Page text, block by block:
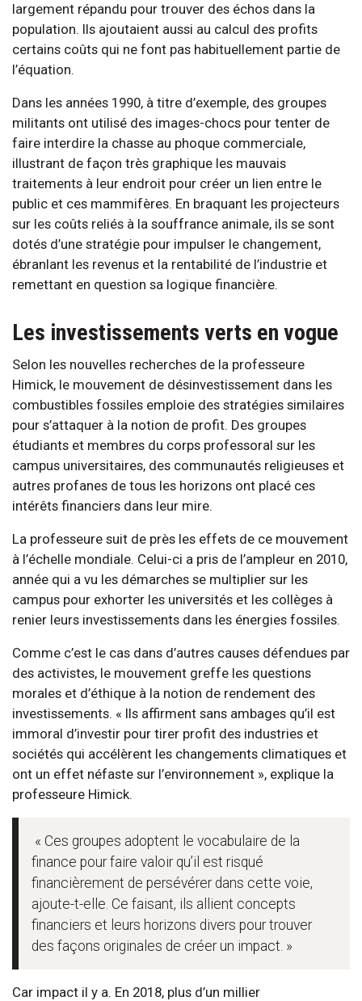
largement répandu pour trouver des échos dans la
population. Ils ajoutaient aussi au calcul des profits
certains coûts qui ne font pas habituellement partie de
l’équation.
Dans les années 1990, à titre d’exemple, des groupes
militants ont utilisé des images-chocs pour tenter de
faire interdire la chasse au phoque commerciale,
illustrant de façon très graphique les mauvais
traitements à leur endroit pour créer un lien entre le
public et ces mammifères. En braquant les projecteurs
sur les coûts reliés à la souffrance animale, ils se sont
dotés d’une stratégie pour impulser le changement,
ébranlant les revenus et la rentabilité de l’industrie et
remettant en question sa logique financière.
Les investissements verts en vogue
Selon les nouvelles recherches de la professeure
Himick, le mouvement de désinvestissement dans les
combustibles fossiles emploie des stratégies similaires
pour s’attaquer à la notion de profit. Des groupes
étudiants et membres du corps professoral sur les
campus universitaires, des communautés religieuses et
autres profanes de tous les horizons ont placé ces
intérêts financiers dans leur mire.
La professeure suit de près les effets de ce mouvement
à l’échelle mondiale. Celui-ci a pris de l’ampleur en 2010,
année qui a vu les démarches se multiplier sur les
campus pour exhorter les universités et les collèges à
renier leurs investissements dans les énergies fossiles.
Comme c’est le cas dans d’autres causes défendues par
des activistes, le mouvement greffe les questions
morales et d’éthique à la notion de rendement des
investissements. « Ils affirment sans ambages qu’il est
immoral d’investir pour tirer profit des industries et
sociétés qui accélèrent les changements climatiques et
ont un effet néfaste sur l’environnement », explique la
professeure Himick.
« Ces groupes adoptent le vocabulaire de la
finance pour faire valoir qu’il est risqué
financièrement de persévérer dans cette voie,
ajoute-t-elle. Ce faisant, ils allient concepts
financiers et leurs horizons divers pour trouver
des façons originales de créer un impact. »
Car impact il y a. En 2018, plus d’un millier